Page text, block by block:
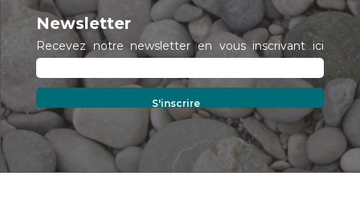
Newsletter
Recevez notre newsletter en vous inscrivant ici